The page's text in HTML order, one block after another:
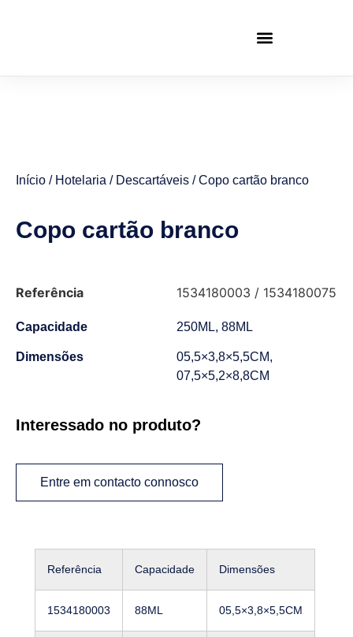
Início / Hotelaria / Descartáveis / Copo cartão branco
Copo cartão branco
Referência 1534180003 / 1534180075
Capacidade 250ML, 88ML
Dimensões
05,5×3,8×5,5CM,
07,5×5,2×8,8CM
Interessado no produto?
Entre em contacto connosco
Referência Capacidade Dimensões
1534180003 88ML 05,5×3,8×5,5CM